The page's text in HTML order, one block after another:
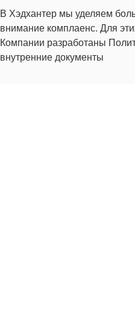
В Хэдхантер мы уделяем
внимание комплаенс. Для
Компании разработаны
внутренние документы